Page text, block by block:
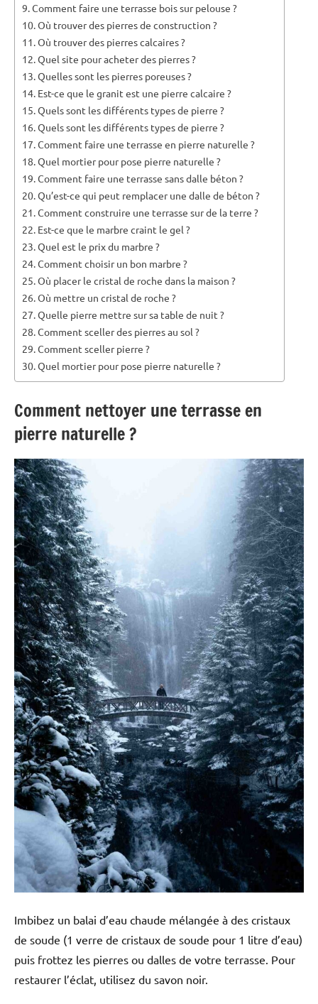
Comment faire une terrasse bois sur pelouse ?
Où trouver des pierres de construction ?
Où trouver des pierres calcaires ?
Quel site pour acheter des pierres ?
Quelles sont les pierres poreuses ?
Est-ce que le granit est une pierre calcaire ?
Quels sont les différents types de pierre ?
Quels sont les différents types de pierre ?
Comment faire une terrasse en pierre naturelle ?
Quel mortier pour pose pierre naturelle ?
Comment faire une terrasse sans dalle béton ?
Qu’est-ce qui peut remplacer une dalle de béton ?
Comment construire une terrasse sur de la terre ?
Est-ce que le marbre craint le gel ?
Quel est le prix du marbre ?
Comment choisir un bon marbre ?
Où placer le cristal de roche dans la maison ?
Où mettre un cristal de roche ?
Quelle pierre mettre sur sa table de nuit ?
Comment sceller des pierres au sol ?
Comment sceller pierre ?
Quel mortier pour pose pierre naturelle ?
Comment nettoyer une terrasse en
pierre naturelle ?
Imbibez un balai d’eau chaude mélangée à des cristaux
de soude (1 verre de cristaux de soude pour 1 litre d’eau)
puis frottez les pierres ou dalles de votre terrasse. Pour
restaurer l’éclat, utilisez du savon noir.